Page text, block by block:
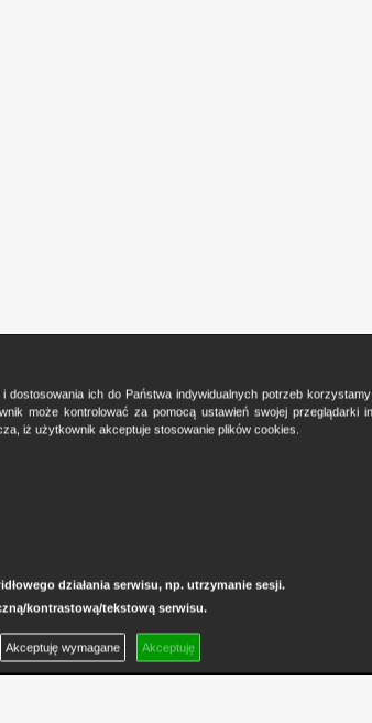
ich do Państwa indywidualnych potrzeb
może kontrolować za pomocą ustawień swojej przeglądarki
iż użytkownik akceptuje stosowanie plików cookies.
działania serwisu, np. utrzymanie sesji.
kontrastową/tekstową serwisu.
Akceptuję wymagane Akceptuję